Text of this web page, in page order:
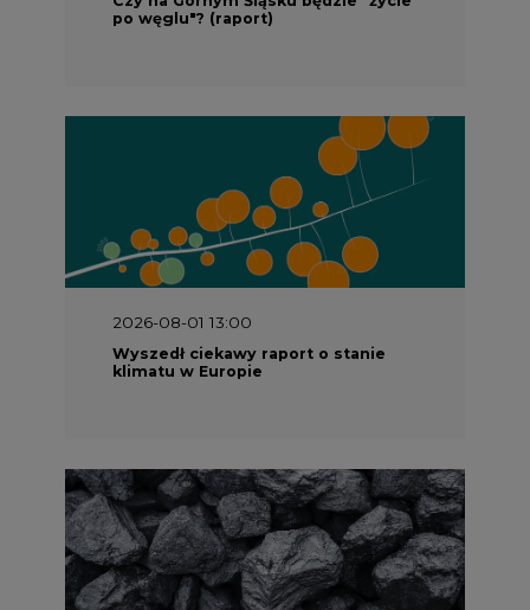
po węglu"? (raport)
2026-08-01 13:00
Wyszedł ciekawy raport o stanie
klimatu w Europie